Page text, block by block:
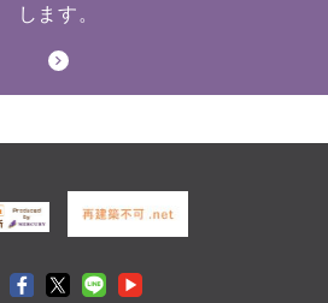
します。